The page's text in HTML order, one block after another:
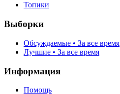
Топики
Выборки
Обсуждаемые • За все время
Лучшие • За все время
Информация
Помощь